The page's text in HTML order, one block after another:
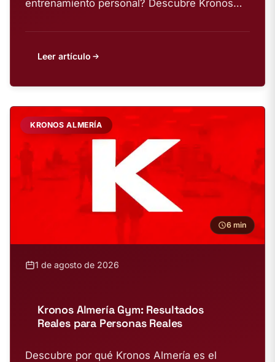
entrenamiento personal? Descubre Kronos
Leer artículo
KRONOS ALMERÍA
6 min
1 de agosto de 2026
Kronos Almería Gym: Resultados
Reales para Personas Reales
Descubre por qué Kronos Almería es el